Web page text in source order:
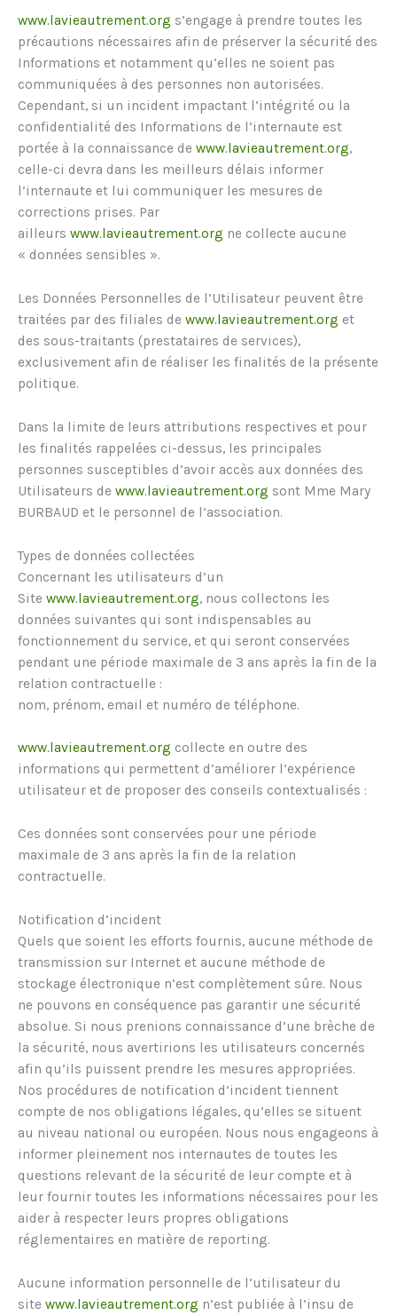
www.lavieautrement.org s’engage à prendre toutes les
précautions nécessaires afin de préserver la sécurité des
Informations et notamment qu’elles ne soient pas
communiquées à des personnes non autorisées.
Cependant, si un incident impactant l’intégrité ou la
confidentialité des Informations de l’internaute est
portée à la connaissance de www.lavieautrement.org,
celle-ci devra dans les meilleurs délais informer
l’internaute et lui communiquer les mesures de
corrections prises. Par
ailleurs www.lavieautrement.org ne collecte aucune
« données sensibles ».
Les Données Personnelles de l’Utilisateur peuvent être
traitées par des filiales de www.lavieautrement.org et
des sous-traitants (prestataires de services),
exclusivement afin de réaliser les finalités de la présente
politique.
Dans la limite de leurs attributions respectives et pour
les finalités rappelées ci-dessus, les principales
personnes susceptibles d’avoir accès aux données des
Utilisateurs de www.lavieautrement.org sont Mme Mary
BURBAUD et le personnel de l’association.
Types de données collectées
Concernant les utilisateurs d’un
Site www.lavieautrement.org, nous collectons les
données suivantes qui sont indispensables au
fonctionnement du service, et qui seront conservées
pendant une période maximale de 3 ans après la fin de la
relation contractuelle :
nom, prénom, email et numéro de téléphone.
www.lavieautrement.org collecte en outre des
informations qui permettent d’améliorer l’expérience
utilisateur et de proposer des conseils contextualisés :
Ces données sont conservées pour une période
maximale de 3 ans après la fin de la relation
contractuelle.
Notification d’incident
Quels que soient les efforts fournis, aucune méthode de
transmission sur Internet et aucune méthode de
stockage électronique n’est complètement sûre. Nous
ne pouvons en conséquence pas garantir une sécurité
absolue. Si nous prenions connaissance d’une brèche de
la sécurité, nous avertirions les utilisateurs concernés
afin qu’ils puissent prendre les mesures appropriées.
Nos procédures de notification d’incident tiennent
compte de nos obligations légales, qu’elles se situent
au niveau national ou européen. Nous nous engageons à
informer pleinement nos internautes de toutes les
questions relevant de la sécurité de leur compte et à
leur fournir toutes les informations nécessaires pour les
aider à respecter leurs propres obligations
réglementaires en matière de reporting.
Aucune information personnelle de l’utilisateur du
site www.lavieautrement.org n’est publiée à l’insu de